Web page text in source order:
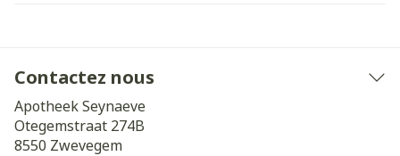
Contactez nous
Apotheek Seynaeve
Otegemstraat 274B
8550 Zwevegem